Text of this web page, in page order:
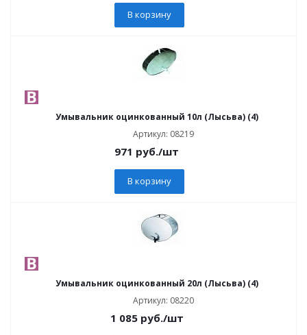
В корзину
Умывальник оцинкованный 10л (Лысьва) (4)
Артикул: 08219
971 руб./шт
В корзину
Умывальник оцинкованный 20л (Лысьва) (4)
Артикул: 08220
1 085руб./шт